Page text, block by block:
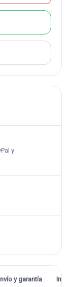
y
y garantía